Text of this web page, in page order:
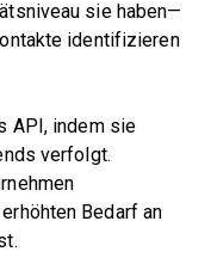
sie haben—
identifizieren
API, indem sie
verfolgt.
Bedarf an